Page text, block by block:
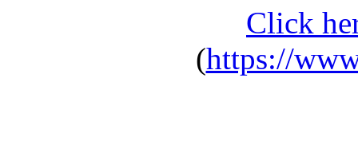
Click
(https://